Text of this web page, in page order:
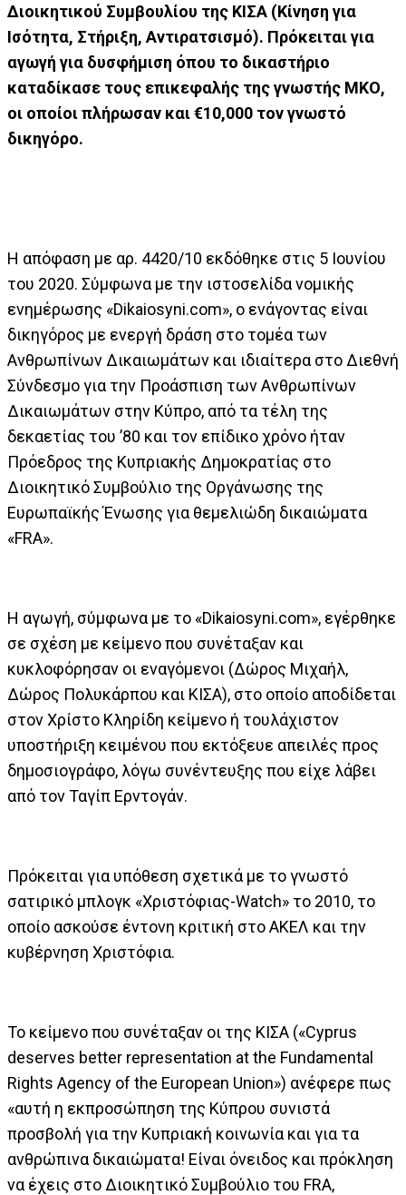
Διοικητικού Συμβουλίου της ΚΙΣΑ (Κίνηση για
Ισότητα, Στήριξη, Αντιρατσισμό). Πρόκειται για
αγωγή για δυσφήμιση όπου το δικαστήριο
καταδίκασε τους επικεφαλής της γνωστής ΜΚΟ,
οι οποίοι πλήρωσαν και €10,000 τον γνωστό
δικηγόρο.
Η απόφαση με αρ. 4420/10 εκδόθηκε στις 5 Ιουνίου
του 2020. Σύμφωνα με την ιστοσελίδα νομικής
ενημέρωσης «Dikaiosyni.com», ο ενάγοντας είναι
δικηγόρος με ενεργή δράση στο τομέα των
Ανθρωπίνων Δικαιωμάτων και ιδιαίτερα στο Διεθνή
Σύνδεσμο για την Προάσπιση των Ανθρωπίνων
Δικαιωμάτων στην Κύπρο, από τα τέλη της
δεκαετίας του ’80 και τον επίδικο χρόνο ήταν
Πρόεδρος της Κυπριακής Δημοκρατίας στο
Διοικητικό Συμβούλιο της Οργάνωσης της
Ευρωπαϊκής Ένωσης για θεμελιώδη δικαιώματα
«FRA».
Η αγωγή, σύμφωνα με το «Dikaiosyni.com», εγέρθηκε
σε σχέση με κείμενο που συνέταξαν και
κυκλοφόρησαν οι εναγόμενοι (Δώρος Μιχαήλ,
Δώρος Πολυκάρπου και ΚΙΣΑ), στο οποίο αποδίδεται
στον Χρίστο Κληρίδη κείμενο ή τουλάχιστον
υποστήριξη κειμένου που εκτόξευε απειλές προς
δημοσιογράφο, λόγω συνέντευξης που είχε λάβει
από τον Ταγίπ Ερντογάν.
Πρόκειται για υπόθεση σχετικά με το γνωστό
σατιρικό μπλογκ «Χριστόφιας-Watch» το 2010, το
οποίο ασκούσε έντονη κριτική στο ΑΚΕΛ και την
κυβέρνηση Χριστόφια.
Το κείμενο που συνέταξαν οι της ΚΙΣΑ («Cyprus
deserves better representation at the Fundamental
Rights Agency of the European Union») ανέφερε πως
«αυτή η εκπροσώπηση της Κύπρου συνιστά
προσβολή για την Κυπριακή κοινωνία και για τα
ανθρώπινα δικαιώματα! Είναι όνειδος και πρόκληση
να έχεις στο Διοικητικό Συμβούλιο του FRA,